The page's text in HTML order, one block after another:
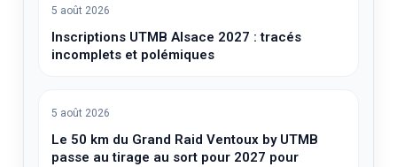
5 août 2026
Inscriptions UTMB Alsace 2027 : tracés
incomplets et polémiques
5 août 2026
Le 50 km du Grand Raid Ventoux by UTMB
passe au tirage au sort pour 2027 pour